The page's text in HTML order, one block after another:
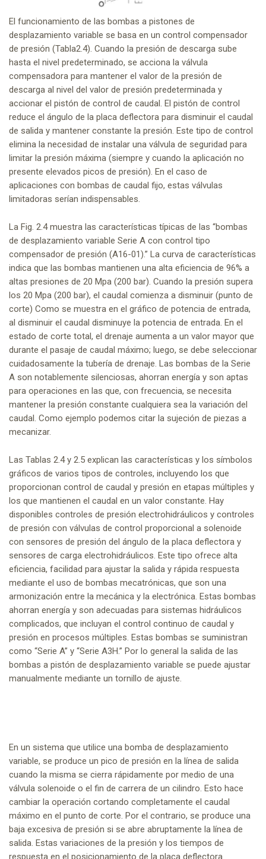
El funcionamiento de las bombas a pistones de
desplazamiento variable se basa en un control compensador
de presión (Tabla2.4). Cuando la presión de descarga sube
hasta el nivel predeterminado, se acciona la válvula
compensadora para mantener el valor de la presión de
descarga al nivel del valor de presión predeterminada y
accionar el pistón de control de caudal. El pistón de control
reduce el ángulo de la placa deflectora para disminuir el caudal
de salida y mantener constante la presión. Este tipo de control
elimina la necesidad de instalar una válvula de seguridad para
limitar la presión máxima (siempre y cuando la aplicación no
presente elevados picos de presión). En el caso de
aplicaciones con bombas de caudal fijo, estas válvulas
limitadoras serían indispensables.
La Fig. 2.4 muestra las características típicas de las “bombas
de desplazamiento variable Serie A con control tipo
compensador de presión (A16-01).” La curva de características
indica que las bombas mantienen una alta eficiencia de 96% a
altas presiones de 20 Mpa (200 bar). Cuando la presión supera
los 20 Mpa (200 bar), el caudal comienza a disminuir (punto de
corte) Como se muestra en el gráfico de potencia de entrada,
al disminuir el caudal disminuye la potencia de entrada. En el
estado de corte total, el drenaje aumenta a un valor mayor que
durante el pasaje de caudal máximo; luego, se debe seleccionar
cuidadosamente la tubería de drenaje. Las bombas de la Serie
A son notablemente silenciosas, ahorran energía y son aptas
para operaciones en las que, con frecuencia, se necesita
mantener la presión constante cualquiera sea la variación del
caudal. Como ejemplo podemos citar la sujeción de piezas a
mecanizar.
Las Tablas 2.4 y 2.5 explican las características y los símbolos
gráficos de varios tipos de controles, incluyendo los que
proporcionan control de caudal y presión en etapas múltiples y
los que mantienen el caudal en un valor constante. Hay
disponibles controles de presión electrohidráulicos y controles
de presión con válvulas de control proporcional a solenoide
con sensores de presión del ángulo de la placa deflectora y
sensores de carga electrohidráulicos. Este tipo ofrece alta
eficiencia, facilidad para ajustar la salida y rápida respuesta
mediante el uso de bombas mecatrónicas, que son una
armonización entre la mecánica y la electrónica. Estas bombas
ahorran energía y son adecuadas para sistemas hidráulicos
complicados, que incluyan el control continuo de caudal y
presión en procesos múltiples. Estas bombas se suministran
como “Serie A” y “Serie A3H.” Por lo general la salida de las
bombas a pistón de desplazamiento variable se puede ajustar
manualmente mediante un tornillo de ajuste.
En un sistema que utilice una bomba de desplazamiento
variable, se produce un pico de presión en la línea de salida
cuando la misma se cierra rápidamente por medio de una
válvula solenoide o el fin de carrera de un cilindro. Esto hace
cambiar la operación cortando completamente el caudal
máximo en el punto de corte. Por el contrario, se produce una
baja excesiva de presión si se abre abruptamente la línea de
salida. Estas variaciones de la presión y los tiempos de
respuesta en el posicionamiento de la placa deflectora